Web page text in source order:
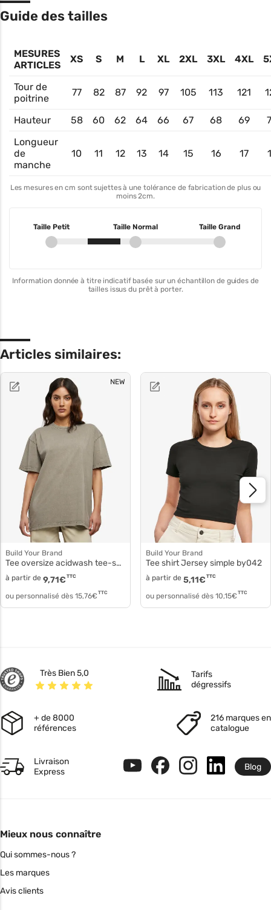
Guide des tailles
MESURES
ARTICLES
XS S M L XL 2XL 3XL 4XL
Tour de
poitrine
77 82 87 92 97 105 113 121
Hauteur 58 60 62 64 66 67 68 69
Longueur
de
manche
10 11 12 13 14 15 16 17
Les mesures en cm sont sujettes à une tolérance de fabrication de plus ou
moins 2cm.
Taille Petit Taille Normal Taille Grand
Information donnée à titre indicatif basée sur un échantillon de guides de
tailles issus du prêt à porter.
Articles similaires:
NEW
Build Your Brand
Tee oversize acidwash tee-shirt femme by270
à partir de 9,71€ TTC
ou personnalisé dès 15,76€ TTC
Build Your Brand
Tee shirt Jersey simple by042
à partir de 5,11€ TTC
ou personnalisé dès 10,15€ TTC
Très Bien 5,0
Tarifs
dégressifs
+ de 8000
références
216 marques en
catalogue
Livraison
Express
Blog
Mieux nous connaître
Qui sommes-nous ?
Les marques
Avis clients